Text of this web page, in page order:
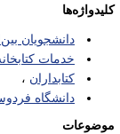
کلیدواژه‌ها
دانشجویان
خدمات
کتابداران
دانشگاه
موضوعات